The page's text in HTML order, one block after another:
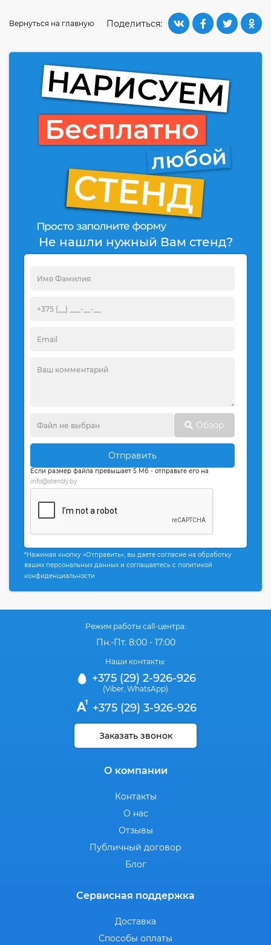
Поделиться:
Вернуться на главную
Не нашли нужный Вам стенд?
Обзор
Отправить
Если размер файла превышает 5 Мб - отправьте его на
info@stendy.by
*Нажимая кнопку «Отправить», вы даете согласие на обработку
ваших персональных данных и соглашаетесь с политикой
конфиденциальности
Режим работы call-центра:
Пн.-Пт. 8:00 - 17:00
Наши контакты:
+375 (29) 2-926-926
(Viber WhatsApp)
+375 (29) 3-926-926
Заказать звонок
О компании
Контакты
О нас
Отзывы
Публичный договор
Блог
Сервисная поддержка
Доставка
Способы оплаты